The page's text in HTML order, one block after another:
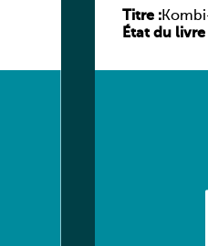
Titre :
État du livre